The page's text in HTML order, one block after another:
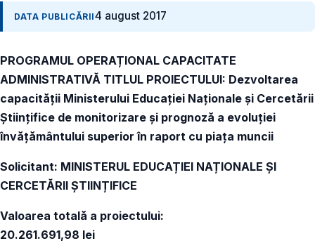
DATA PUBLICĂRII4 august 2017
PROGRAMUL OPERAȚIONAL CAPACITATE
ADMINISTRATIVĂ TITLUL PROIECTULUI: Dezvoltarea
capacității Ministerului Educației Naționale și Cercetării
Științifice de monitorizare și prognoză a evoluției
învățământului superior în raport cu piața muncii
Solicitant: MINISTERUL EDUCAȚIEI NAȚIONALE ȘI
CERCETĂRII ȘTIINȚIFICE
Valoarea totală a proiectului:
20.261.691,98 lei